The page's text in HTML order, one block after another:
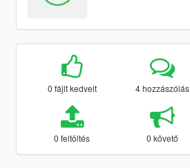
0 fájlt kedvelt 4 hozzászólás
0 feltöltés 0 követő